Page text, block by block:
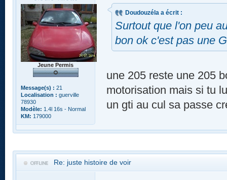
Jeune Permis
Message(s) : 21
Localisation : guerville
78930
Modèle: 1.4l 16s - Normal
KM: 179000
Doudouzéla a écrit :
Surtout que l'on peu
bon ok c'est pas une
une 205 reste une 205
motorisation mais si tu
un gti au cul sa passe
Re: juste histoire de voir